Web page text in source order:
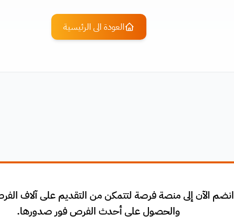
العودة الى الرئيسية
انضم الآن إلى منصة فرصة لتتمكن من التقديم على آلاف
والحصول على أحدث الفرص فور صدورها.